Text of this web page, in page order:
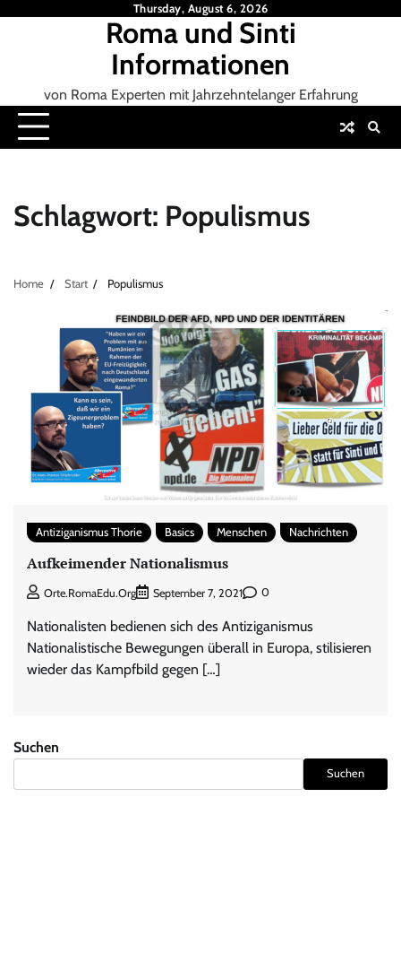
Thursday, August 6, 2026
Roma und Sinti
Informationen
von Roma Experten mit Jahrzehntelanger Erfahrung
Schlagwort: Populismus
Home Start Populismus
Antiziganismus Thorie Basics Menschen Nachrichten
Aufkeimender Nationalismus
Orte.RomaEdu.org September 7, 2021 0
Nationalisten bedienen sich des Antiziganismus
Nationalistische Bewegungen überall in Europa, stilisieren
wieder das Kampfbild gegen […]
Suchen
Suchen